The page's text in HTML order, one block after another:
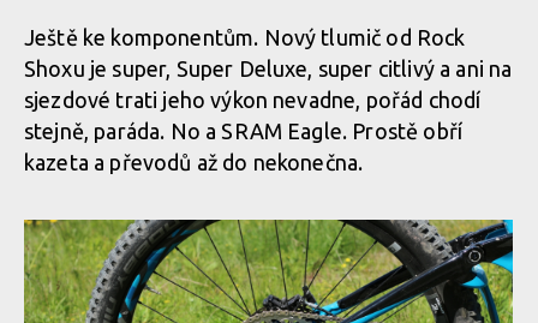
Ještě ke komponentům. Nový tlumič od Rock
Shoxu je super, Super Deluxe, super citlivý a ani na
sjezdové trati jeho výkon nevadne, pořád chodí
stejně, paráda. No a SRAM Eagle. Prostě obří
kazeta a převodů až do nekonečna.